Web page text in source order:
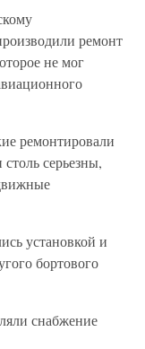
ремонт
не мог
ремонтировали
серьезны,
установкой и
бортового
снабжение